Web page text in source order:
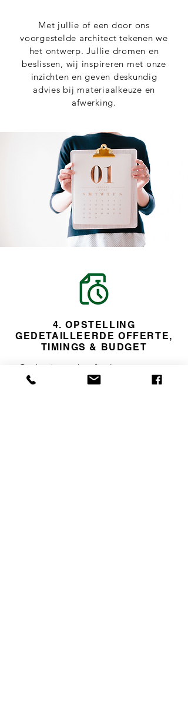
Met jullie of een door ons
voorgestelde architect tekenen we
het ontwerp. Jullie dromen en
beslissen, wij inspireren met onze
inzichten en geven deskundig
advies bij materiaalkeuze en
afwerking.
4. OPSTELLING
GEDETAILLEERDE OFFERTE,
TIMINGS & BUDGET
Op basis van het finale ontwerp en
de materiaalkeuze maken we een